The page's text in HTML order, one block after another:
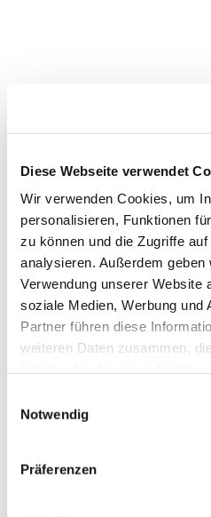
Diese Webseite verwendet
Wir verwenden Cookies, um
personalisieren, Funktionen
zu können und die Zugriffe
analysieren. Außerdem
Verwendung unserer Website
soziale Medien, Werbung und
Partner führen diese
weiteren Daten zusammen,
Notwendig
Präferenzen
Dies